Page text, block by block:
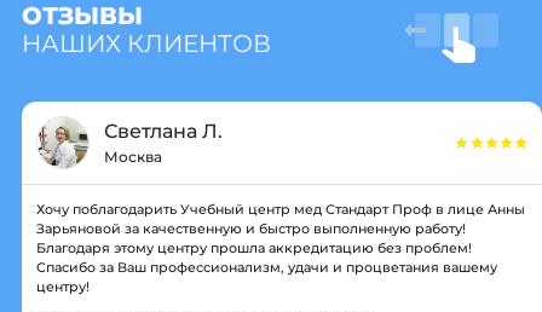
ОТЗЫВЫ
НАШИХ КЛИЕНТОВ
Светлана Л.
Москва
Хочу поблагодарить Учебный центр мед Стандарт Проф в лице Анны
Зарьяновой за качественную и быстро выполненную работу!
Благодаря этому центру прошла аккредитацию без проблем!
Спасибо за Ваш профессионализм, удачи и процветания вашему
центру!